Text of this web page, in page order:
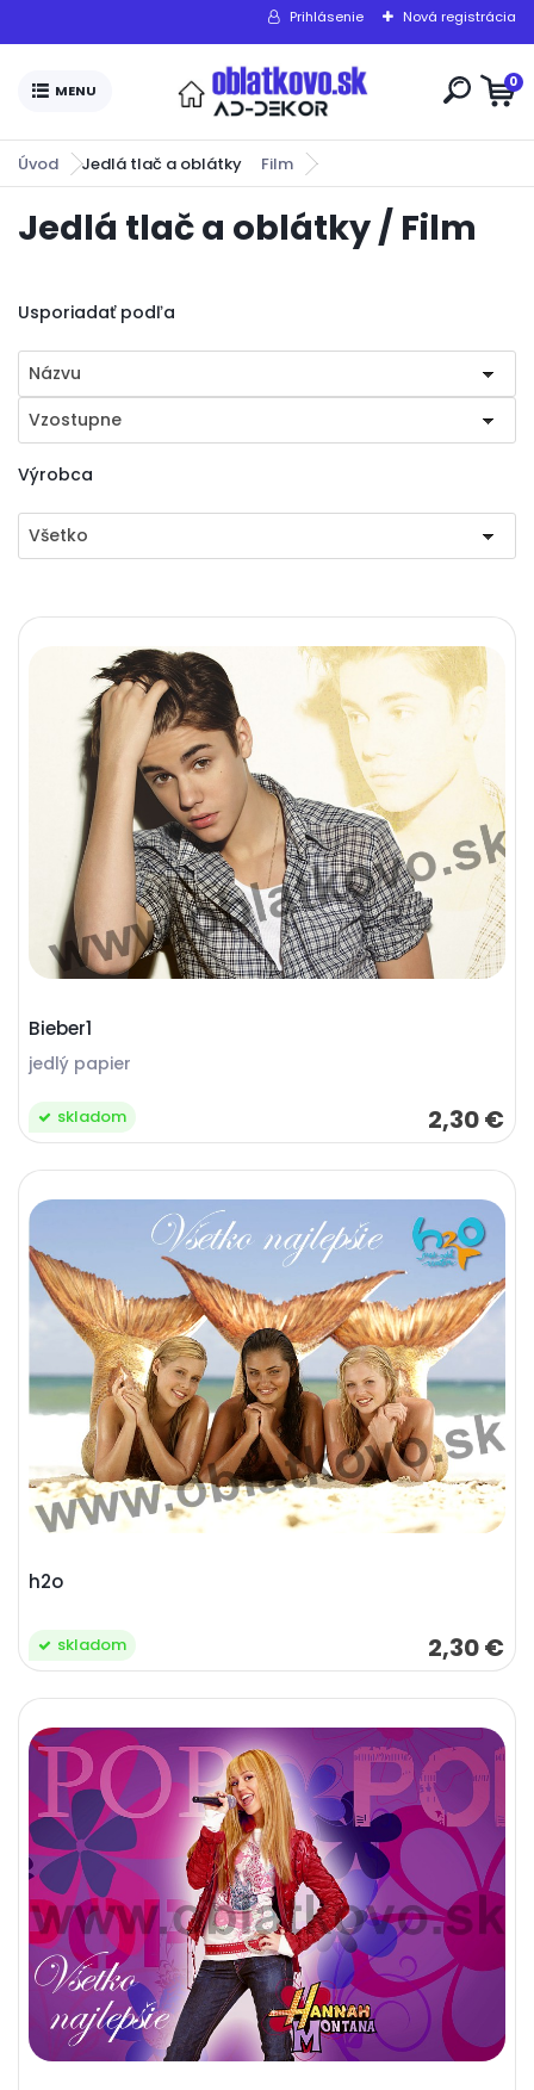
Prihlásenie Nová registrácia
0
Úvod Jedlá tlač a oblátky Film
Jedlá tlač a oblátky / Film
Usporiadať podľa
Názvu
Vzostupne
Výrobca
Všetko
Bieber1
jedlý papier
2,30 €
skladom
h2o
2,30 €
skladom